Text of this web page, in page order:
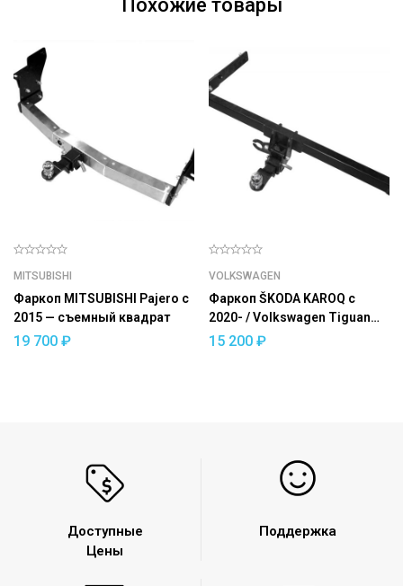
Похожие товары
MITSUBISHI
Фаркоп MITSUBISHI Pajero с
2015 — съемный квадрат
19 700 ₽
VOLKSWAGEN
Фаркоп ŠKODA KAROQ с
2020- / Volkswagen Tiguan
2017- / ŠKODA Kodiaq 2017-
15 200 ₽
Доступные
Цены
Поддержка